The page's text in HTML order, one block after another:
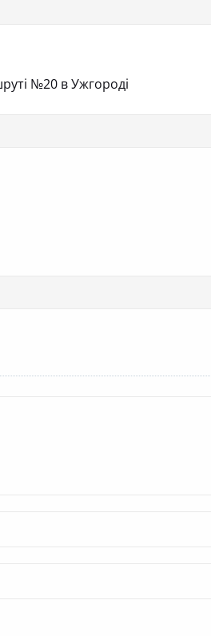
№20 в Ужгороді